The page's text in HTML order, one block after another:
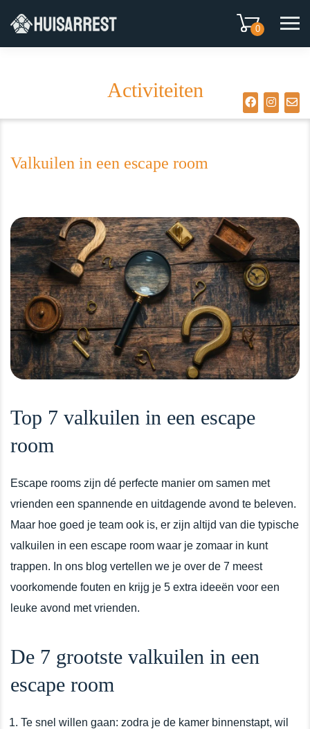
0
Activiteiten
Valkuilen in een escape room
Top 7 valkuilen in een escape
room
Escape rooms zijn dé perfecte manier om samen met
vrienden een spannende en uitdagende avond te beleven.
Maar hoe goed je team ook is, er zijn altijd van die typische
valkuilen in een escape room waar je zomaar in kunt
trappen. In ons blog vertellen we je over de 7 meest
voorkomende fouten en krijg je 5 extra ideeën voor een
leuke avond met vrienden.
De 7 grootste valkuilen in een
escape room
Te snel willen gaan: zodra je de kamer binnenstapt, wil